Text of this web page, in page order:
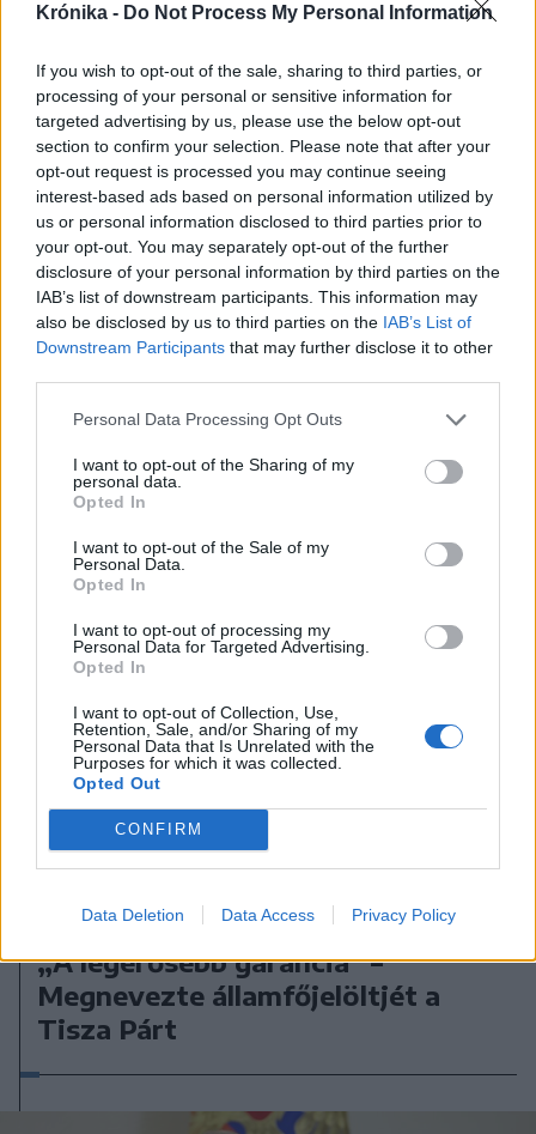
Krónika - Do Not Process My Personal Information
If you wish to opt-out of the sale, sharing to third parties, or
processing of your personal or sensitive information for
targeted advertising by us, please use the below opt-out
section to confirm your selection. Please note that after your
opt-out request is processed you may continue seeing
interest-based ads based on personal information utilized by
us or personal information disclosed to third parties prior to
your opt-out. You may separately opt-out of the further
disclosure of your personal information by third parties on the
IAB’s list of downstream participants. This information may
also be disclosed by us to third parties on the IAB’s List of
Downstream Participants that may further disclose it to other
Personal Data Processing Opt Outs
I want to opt-out of the Sharing of my
personal data.
Opted In
I want to opt-out of the Sale of my
Personal Data.
Opted In
I want to opt-out of processing my
Personal Data for Targeted Advertising.
Opted In
I want to opt-out of Collection, Use,
Retention, Sale, and/or Sharing of my
Personal Data that Is Unrelated with the
Purposes for which it was collected.
Opted Out
CONFIRM
Data Deletion Data Access Privacy Policy
2026. augusztus 08., szombat
A román radarok nem észlelték a
végül Bulgáriában felrobbant drónt
2026. augusztus 08., szombat
„A legerősebb garancia” –
Megnevezte államfőjelöltjét a
Tisza Párt